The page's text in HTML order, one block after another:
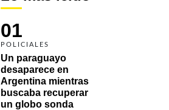
01
POLICIALES
Un paraguayo
desaparece en
Argentina mientras
buscaba recuperar
un globo sonda